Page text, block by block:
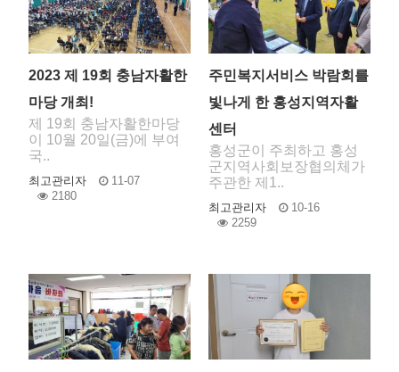
2023 제 19회 충남자활한
마당 개최!
제 19회 충남자활한마당
이 10월 20일(금)에 부여
국..
최고관리자
11-07
2180
주민복지서비스 박람회를
빛나게 한 홍성지역자활
센터
홍성군이 주최하고 홍성
군지역사회보장협의체가
주관한 제1..
최고관리자
10-16
2259